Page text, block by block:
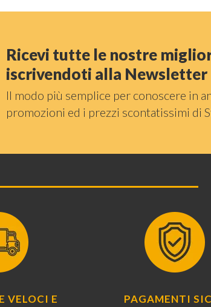
Ricevi tutte le nostre
iscrivendoti alla Newsletter
Il modo più semplice per conoscere in
promozioni ed i prezzi scontatissimi di
VELOCI E
PAGAMENTI